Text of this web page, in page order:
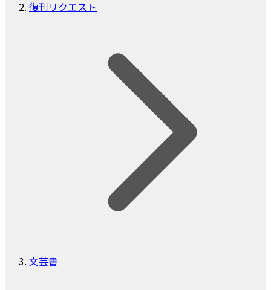
復刊リクエスト
文芸書